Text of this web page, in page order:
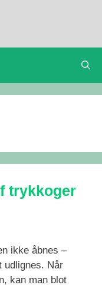
trykkoger
ikke åbnes –
Når
kan man blot